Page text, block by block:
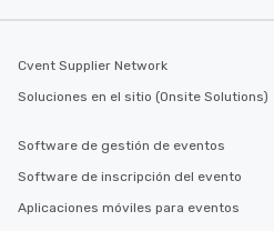
Cvent Supplier Network
Soluciones en el sitio (Onsite Solutions)
Software de gestión de eventos
Software de inscripción del evento
Aplicaciones móviles para eventos